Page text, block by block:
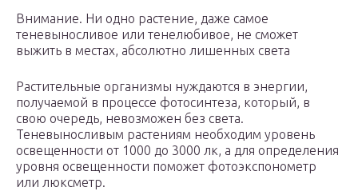
Внимание. Ни одно растение, даже самое
теневыносливое или тенелюбивое, не сможет
выжить в местах, абсолютно лишенных света
Растительные организмы нуждаются в энергии,
получаемой в процессе фотосинтеза, который, в
свою очередь, невозможен без света.
Теневыносливым растениям необходим уровень
освещенности от 1000 до 3000 лк, а для определения
уровня освещенности поможет фотоэкспонометр
или люксметр.